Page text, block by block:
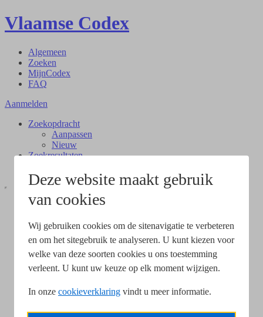
Deze website maakt gebruik
van cookies
Wij gebruiken cookies om de sitenavigatie te verbeteren
en om het sitegebruik te analyseren. U kunt kiezen voor
welke van deze soorten cookies u ons toestemming
verleent. U kunt uw keuze op elk moment wijzigen.
In onze cookieverklaring vindt u meer informatie.
Vlaamse Codex
Algemeen
Zoeken
MijnCodex
FAQ
Aanmelden
Zoekopdracht
Aanpassen
Nieuw
Zoekresultaten